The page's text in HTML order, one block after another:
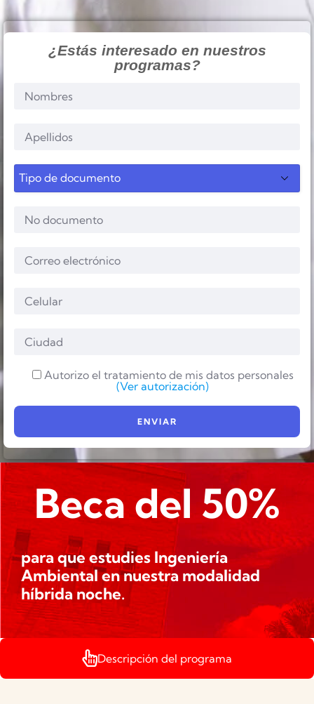
¿Estás interesado en nuestros
programas?
Autorizo el tratamiento de mis datos personales
(Ver autorización)
Beca del 50%
para que estudies Ingeniería
Ambiental en nuestra modalidad
híbrida noche.
Descripción del programa